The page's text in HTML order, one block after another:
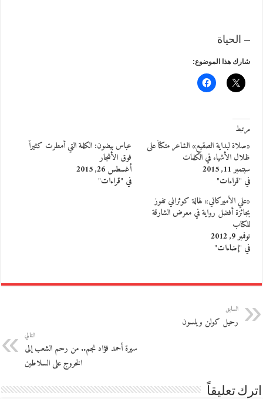
– الحياة
شارك هذا الموضوع:
مرتبط
«صلاة لبداية الصقيع» الشاعر متكئاً على
ظلال الأشياء في الكلمات
سبتمبر 11, 2015
في "قراءات"
عباس بيضون: الكلمة التي أمطرت كثيراً
فوق الأشجار
أغسطس 26, 2015
في "قراءات"
«علي الأميركاني» لهالة كوثراني تفوز
بجائزة أفضل رواية في معرض الشارقة
للكتاب
نوفمبر 9, 2012
في "إضاءات"
السابق
رحيل كولن ويلسون
التالي
سيرة أحمد فؤاد نجم.. من رحم الشعب إلى
الخروج على السلاطين
اترك تعليقاً